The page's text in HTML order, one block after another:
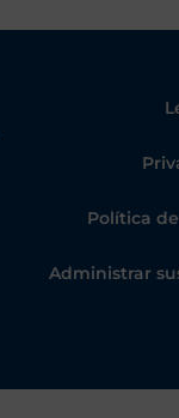
Política
Administrar